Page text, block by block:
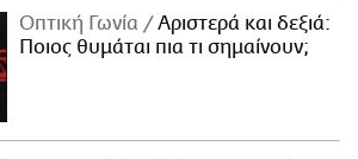
Οπτική Γωνία
Αριστερά και δεξιά:
Ποιος θυμάται πια τι σημαίνουν;